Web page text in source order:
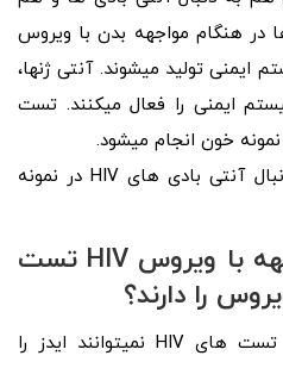
در هنگام مواجهه بدن با ویروس
ایمنی تولید میشوند. آنتی‌ ژنها،
ایمنی را فعال میکنند. تست
خون انجام میشود.
تنها به دنبال آنتی‌ بادی های HIV در نمونه
با ویروس HIV تست
را دارند؟
هیچ یک از تست ‎های HIV نمیتوانند ایدز را